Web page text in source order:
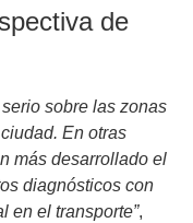
de
sobre las zonas
En otras
más desarrollado el
diagnósticos con
en el transporte”,